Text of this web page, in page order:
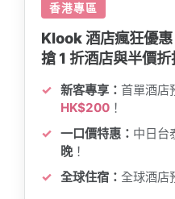
香港專區
Klook 酒店瘋狂優惠
搶 1 折酒店與半價折
新客專享： 首單酒店
HK$200 ！
一口價特惠： 中日台
晚 ！
全球住宿： 全球酒店